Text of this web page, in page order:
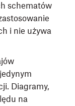
schematów
i nie używa
Diagramy,
na